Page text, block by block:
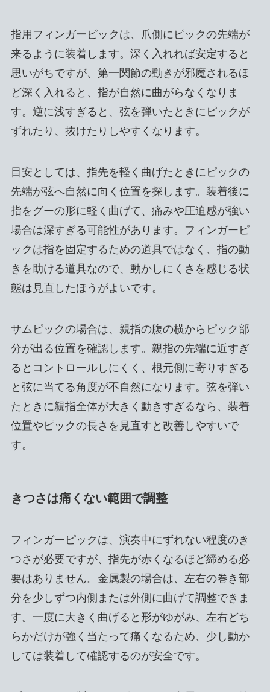
指用フィンガーピックは、爪側にピックの先端が
来るように装着します。深く入れれば安定すると
思いがちですが、第一関節の動きが邪魔されるほ
ど深く入れると、指が自然に曲がらなくなりま
す。逆に浅すぎると、弦を弾いたときにピックが
ずれたり、抜けたりしやすくなります。
目安としては、指先を軽く曲げたときにピックの
先端が弦へ自然に向く位置を探します。装着後に
指をグーの形に軽く曲げて、痛みや圧迫感が強い
場合は深すぎる可能性があります。フィンガーピ
ックは指を固定するための道具ではなく、指の動
きを助ける道具なので、動かしにくさを感じる状
態は見直したほうがよいです。
サムピックの場合は、親指の腹の横からピック部
分が出る位置を確認します。親指の先端に近すぎ
るとコントロールしにくく、根元側に寄りすぎる
と弦に当てる角度が不自然になります。弦を弾い
たときに親指全体が大きく動きすぎるなら、装着
位置やピックの長さを見直すと改善しやすいで
す。
きつさは痛くない範囲で調整
フィンガーピックは、演奏中にずれない程度のき
つさが必要ですが、指先が赤くなるほど締める必
要はありません。金属製の場合は、左右の巻き部
分を少しずつ内側または外側に曲げて調整できま
す。一度に大きく曲げると形がゆがみ、左右どち
らかだけが強く当たって痛くなるため、少し動か
しては装着して確認するのが安全です。